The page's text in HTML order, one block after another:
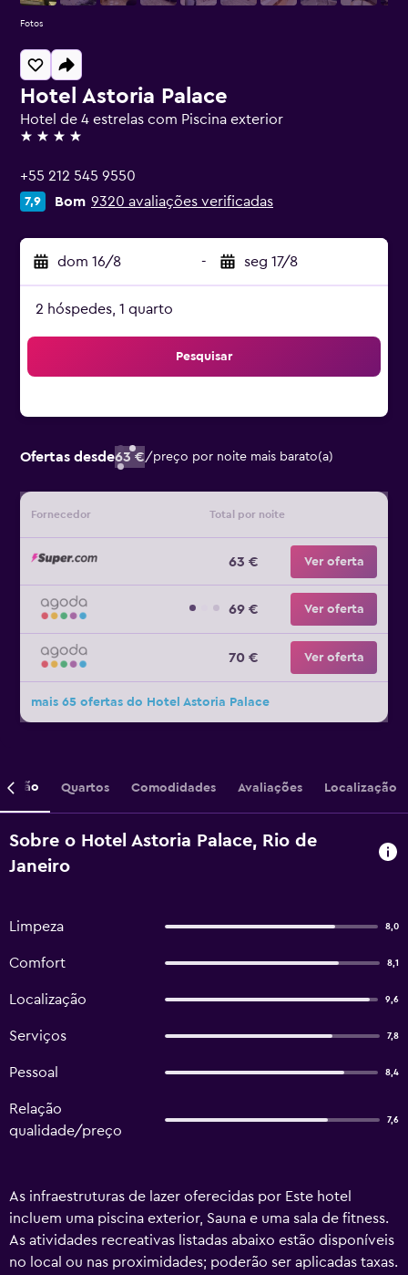
Hotel Astoria Palace
Hotel de 4 estrelas com Piscina exterior
4 estrelas
+55 212 545 9550
7,9 Bom 9320 avaliações verificadas
dom 16/8 - seg 17/8
2 hóspedes, 1 quarto
Pesquisar
Ofertas desde63 €/preço por noite mais barato(a)
Fornecedor Total por noite
63 € Ver oferta
69 € Ver oferta
70 € Ver oferta
mais 65 ofertas do Hotel Astoria Palace
Fotos
Quartos Comodidades Avaliações Localização
Sobre o Hotel Astoria Palace, Rio de
Janeiro
Limpeza 8,0
Comfort 8,1
Localização 9,6
Serviços 7,8
Pessoal 8,4
Relação
qualidade/preço
7,6
As infraestruturas de lazer oferecidas por Este hotel
incluem uma piscina exterior, Sauna e uma sala de fitness.
As atividades recreativas listadas abaixo estão disponíveis
no local ou nas proximidades; poderão ser aplicadas taxas.